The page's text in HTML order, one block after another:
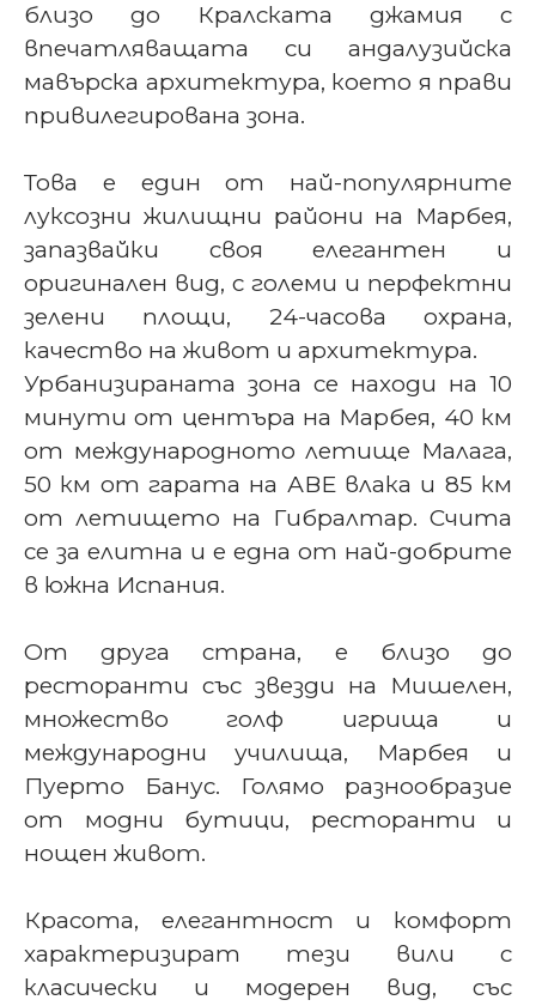
близо до Кралската джамия с
впечатляващата си андалузийска
мавърска архитектура, което я прави
привилегирована зона.
Това е един от най-популярните
луксозни жилищни райони на Марбея,
запазвайки своя елегантен и
оригинален вид, с големи и перфектни
зелени площи, 24-часова охрана,
качество на живот и архитектура.
Урбанизираната зона се находи на 10
минути от центъра на Марбея, 40 км
от международното летище Малага,
50 км от гарата на АВЕ влака и 85 км
от летището на Гибралтар. Счита
се за елитна и е една от най-добрите
в южна Испания.
От друга страна, е близо до
ресторанти със звезди на Мишелен,
множество голф игрища и
международни училища, Марбея и
Пуерто Банус. Голямо разнообразие
от модни бутици, ресторанти и
нощен живот.
Красота, елегантност и комфорт
характеризират тези вили с
класически и модерен вид, със